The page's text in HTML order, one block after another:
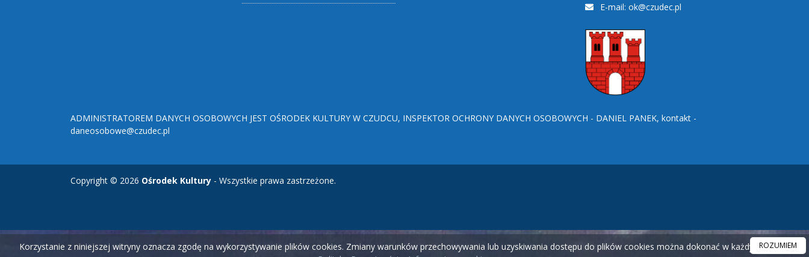
E-mail: ok@czudec.pl
ADMINISTRATOREM DANYCH OSOBOWYCH JEST OŚRODEK KULTURY W CZUDCU, INSPEKTOR OCHRONY DANYCH OSOBOWYCH - DANIEL PANEK, kontakt -
daneosobowe@czudec.pl
Copyright © 2026 Ośrodek Kultury - Wszystkie prawa zastrzeżone.
Korzystanie z niniejszej witryny oznacza zgodę na wykorzystywanie plików cookies. Zmiany warunków przechowywania lub uzyskiwania dostępu do plików cookies można dokonać w każdym czasie.
ROZUMIEM